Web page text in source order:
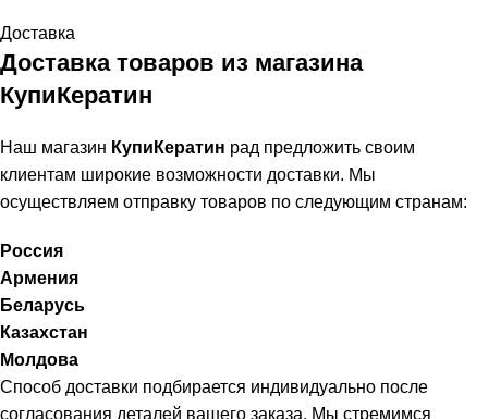
Доставка
Доставка товаров из магазина
КупиКератин
Наш магазин КупиКератин рад предложить своим
клиентам широкие возможности доставки. Мы
осуществляем отправку товаров по следующим странам:
Россия
Армения
Беларусь
Казахстан
Молдова
Способ доставки подбирается индивидуально после
согласования деталей вашего заказа. Мы стремимся